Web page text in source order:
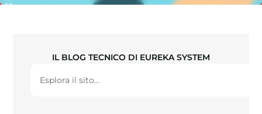
IL BLOG TECNICO DI EUREKA SYSTEM